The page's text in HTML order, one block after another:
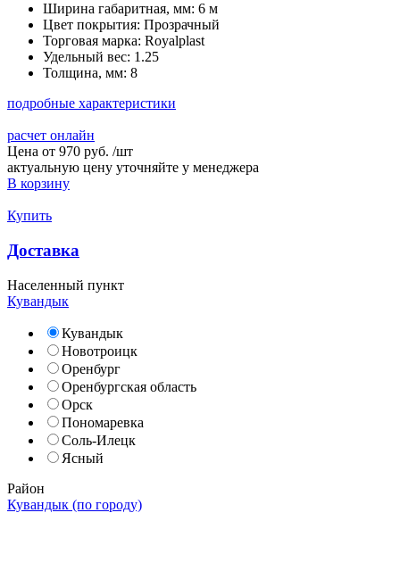
Ширина габаритная, мм: 6 м
Цвет покрытия: Прозрачный
Торговая марка: Royalplast
Удельный вес: 1.25
Толщина, мм: 8
подробные характеристики
расчет онлайн
Цена от 970 руб. /шт
актуальную цену уточняйте у менеджера
В корзину
Купить
Доставка
Населенный пункт
Кувандык
Кувандык
Новотроицк
Оренбург
Оренбургская область
Орск
Пономаревка
Соль-Илецк
Ясный
Район
Кувандык (по городу)